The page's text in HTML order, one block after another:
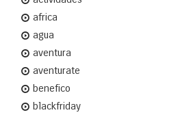
africa
agua
aventura
aventurate
benefico
blackfriday